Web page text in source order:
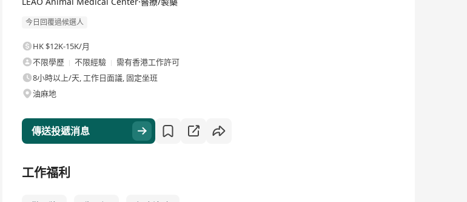
今日回覆過候選人
HK $12K-15K/月
不限學歷
不限經驗
需有香港工作許可
8小時以上/天, 工作日面議, 固定坐班
油麻地
傳送投遞消息
工作福利